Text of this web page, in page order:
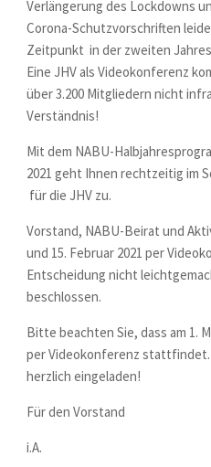
Verlängerung des Lockdowns
Corona-Schutzvorschriften
Zeitpunkt in der zweiten
Eine JHV als Videokonferenz
über 3.200 Mitgliedern nicht
Verständnis!
Mit dem NABU-
2021 geht Ihnen rechtzeitig im
für die JHV zu.
Vorstand, NABU-Beirat und
und 15. Februar 2021 per
Entscheidung nicht
beschlossen.
Bitte beachten Sie, dass am 1.
per Videokonferenz
herzlich eingeladen!
Für den Vorstand
i.A.